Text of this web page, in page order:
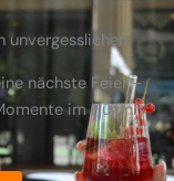
unvergesslichen
nächste Feier –
im Huginn